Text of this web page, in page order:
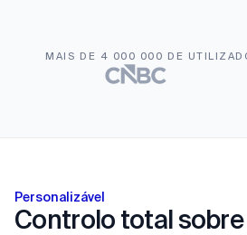
MAIS DE 4 000 000 DE
Personalizável
Controlo total